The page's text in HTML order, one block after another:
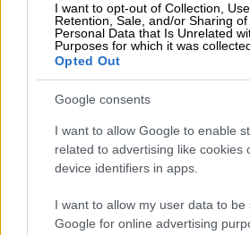
I want to opt-out of Collection, Use,
Retention, Sale, and/or Sharing of
Personal Data that Is Unrelated
Purposes for which it was
Opted Out
Google consents
I want to allow Google to enable
related to advertising like cookies
device identifiers in apps.
I want to allow my user data to be
Google for online advertising
Λίγες ημέρες νωρίτερα η
ανακοινώσει ότι το Xbox
κυκλοφορήσει στις 10
την μικρότερη έκδοσή του
μεγάλο μοντέλο θα
μικρότερο $299. Οι προ-
μάλιστα θα ξεκινήσουν
This is the